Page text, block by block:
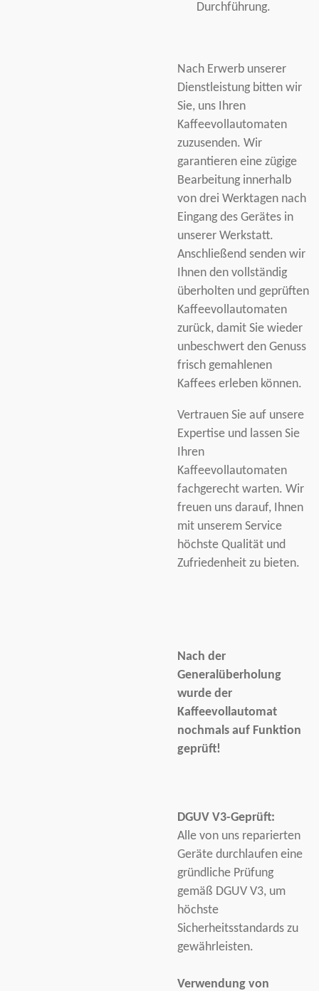
Durchführung.
Nach Erwerb unserer
Dienstleistung bitten wir
Sie, uns Ihren
Kaffeevollautomaten
zuzusenden. Wir
garantieren eine zügige
Bearbeitung innerhalb
von drei Werktagen nach
Eingang des Gerätes in
unserer Werkstatt.
Anschließend senden wir
Ihnen den vollständig
überholten und geprüften
Kaffeevollautomaten
zurück, damit Sie wieder
unbeschwert den Genuss
frisch gemahlenen
Kaffees erleben können.
Vertrauen Sie auf unsere
Expertise und lassen Sie
Ihren
Kaffeevollautomaten
fachgerecht warten. Wir
freuen uns darauf, Ihnen
mit unserem Service
höchste Qualität und
Zufriedenheit zu bieten.
Nach der
Generalüberholung
wurde der
Kaffeevollautomat
nochmals auf Funktion
geprüft!
DGUV V3-Geprüft:
Alle von uns reparierten
Geräte durchlaufen eine
gründliche Prüfung
gemäß DGUV V3, um
höchste
Sicherheitsstandards zu
gewährleisten.
Verwendung von